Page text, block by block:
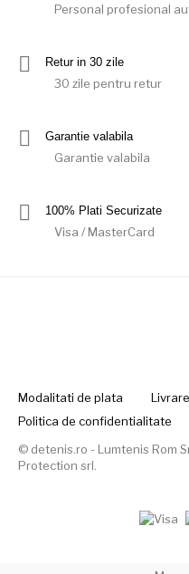
Personal profesional
Retur in 30 zile
30 zile pentru retur
Garantie valabila
Garantie valabila
100% Plati Securizate
Visa / MasterCard
Modalitati de plata Livrare
Politica de confidentialitate
© detenis.ro - Lumtenis Rom
Protection srl